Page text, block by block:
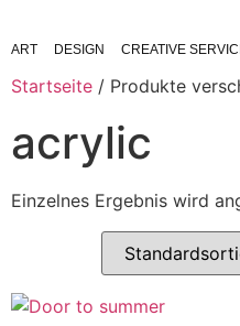
ART DESIGN CREATIVE
Startseite / Produkte
acrylic
Einzelnes Ergebnis wird